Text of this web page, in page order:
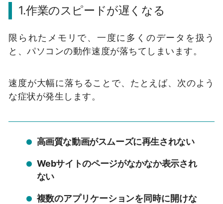
1.作業のスピードが遅くなる
限られたメモリで、一度に多くのデータを扱う
と、パソコンの動作速度が落ちてしまいます。
速度が大幅に落ちることで、たとえば、次のよう
な症状が発生します。
高画質な動画がスムーズに再生されない
Webサイトのページがなかなか表示され
ない
複数のアプリケーションを同時に開けな